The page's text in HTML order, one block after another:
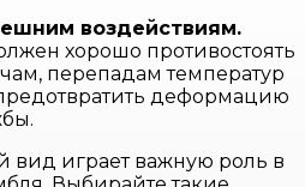
воздействиям.
хорошо противостоять
перепадам температур
деформацию
вид играет важную роль в